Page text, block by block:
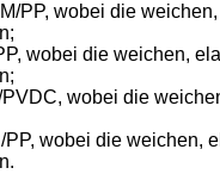
PP, wobei die
wobei die weichen,
wobei die
wobei die